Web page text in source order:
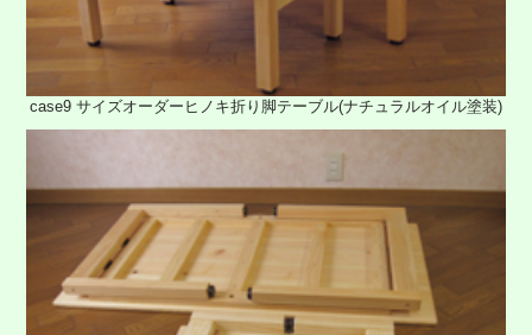
case9 サイズオーダーヒノキ折り脚テーブル(ナチュラルオイル塗装)